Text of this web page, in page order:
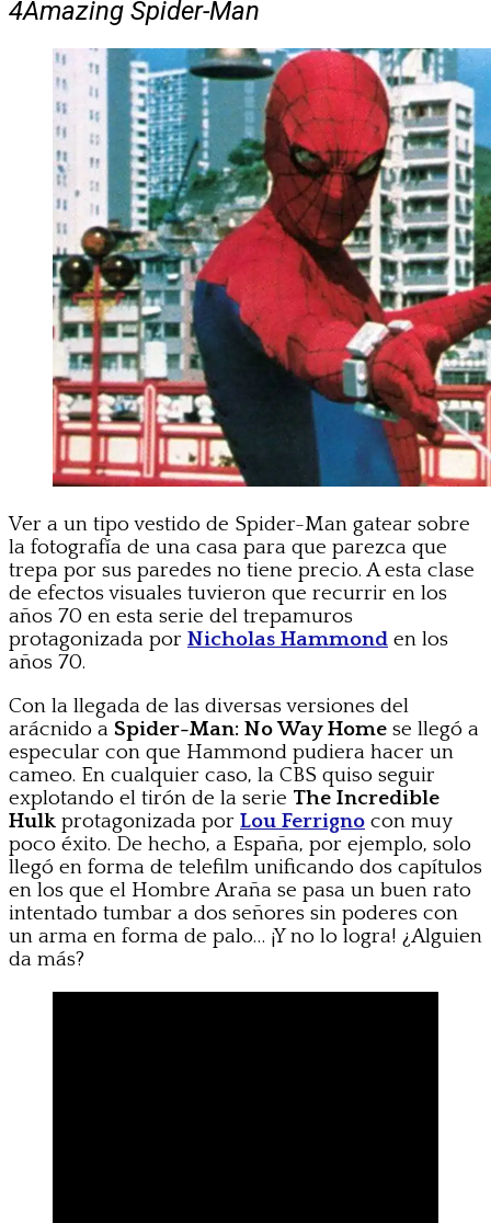
4Amazing Spider-Man
Ver a un tipo vestido de Spider-Man gatear sobre
la fotografía de una casa para que parezca que
trepa por sus paredes no tiene precio. A esta clase
de efectos visuales tuvieron que recurrir en los
años 70 en esta serie del trepamuros
protagonizada por Nicholas Hammond en los
años 70.
Con la llegada de las diversas versiones del
arácnido a Spider-Man: No Way Home se llegó a
especular con que Hammond pudiera hacer un
cameo. En cualquier caso, la CBS quiso seguir
explotando el tirón de la serie The Incredible
Hulk protagonizada por Lou Ferrigno con muy
poco éxito. De hecho, a España, por ejemplo, solo
llegó en forma de telefilm unificando dos capítulos
en los que el Hombre Araña se pasa un buen rato
intentado tumbar a dos señores sin poderes con
un arma en forma de palo… ¡Y no lo logra! ¿Alguien
da más?